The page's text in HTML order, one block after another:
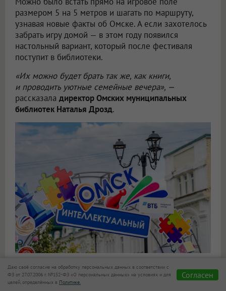
размером 5 на 5 метров и шагать по маршруту,
узнавая новые факты об Омске. А если захотелось
забрать игру домой — в этом году появился
настольный вариант, который после фестиваля
поступит в библиотеки.
«Их можно будет брать так же, как книги,
и проводить уютные семейные вечера», —
рассказала директор Омских муниципальных
библиотек Наталья Дрозд.
Для любителей активного формата работала зона
«Гигантомания»: Дженга, деревянные головоломки,
Даю своё согласие на обработку персональных данных в соответствии с
ФЗ от 27.07.2006 г. №152-ФЗ «О персональных данных» на условиях и для
целей, определённых в Политике.
Согласен